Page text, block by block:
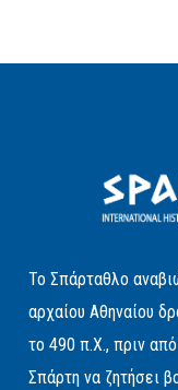
Το Σπάρταθλο
αρχαίου Αθηναίου
το 490 π.Χ., πριν
Σπάρτη να ζητήσει